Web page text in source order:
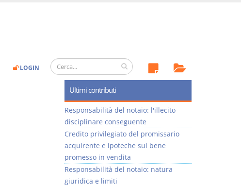
LOGIN
Ultimi contributi
Responsabilità del notaio: l'illecito
disciplinare conseguente
Credito privilegiato del promissario
acquirente e ipoteche sul bene
promesso in vendita
Responsabilità del notaio: natura
giuridica e limiti